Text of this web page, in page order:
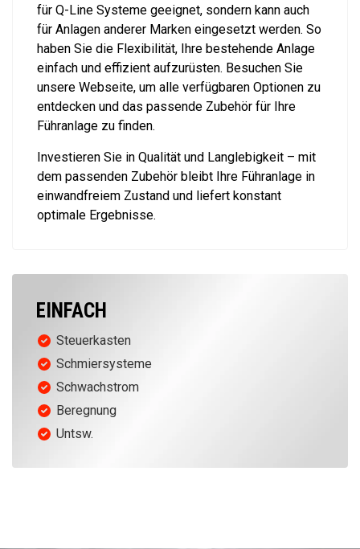
für Q-Line Systeme geeignet, sondern kann auch
für Anlagen anderer Marken eingesetzt werden. So
haben Sie die Flexibilität, Ihre bestehende Anlage
einfach und effizient aufzurüsten. Besuchen Sie
unsere Webseite, um alle verfügbaren Optionen zu
entdecken und das passende Zubehör für Ihre
Führanlage zu finden.
Investieren Sie in Qualität und Langlebigkeit – mit
dem passenden Zubehör bleibt Ihre Führanlage in
einwandfreiem Zustand und liefert konstant
optimale Ergebnisse.
EINFACH
Steuerkasten
Schmiersysteme
Schwachstrom
Beregnung
Untsw.